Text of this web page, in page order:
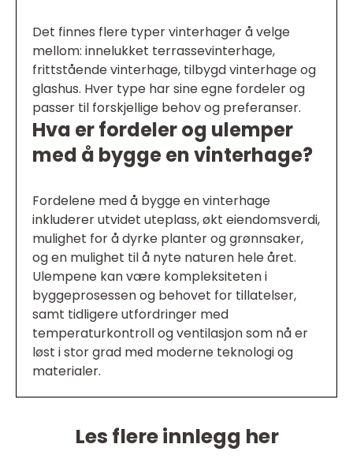
Det finnes flere typer vinterhager å velge
mellom: innelukket terrassevinterhage,
frittstående vinterhage, tilbygd vinterhage og
glashus. Hver type har sine egne fordeler og
passer til forskjellige behov og preferanser.
Hva er fordeler og ulemper
med å bygge en vinterhage?
Fordelene med å bygge en vinterhage
inkluderer utvidet uteplass, økt eiendomsverdi,
mulighet for å dyrke planter og grønnsaker,
og en mulighet til å nyte naturen hele året.
Ulempene kan være kompleksiteten i
byggeprosessen og behovet for tillatelser,
samt tidligere utfordringer med
temperaturkontroll og ventilasjon som nå er
løst i stor grad med moderne teknologi og
materialer.
Les flere innlegg her